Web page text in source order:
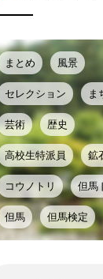
まとめ 風景
セレクション ま
芸術 歴史
高校生特派員 鉱
コウノトリ 但馬
但馬 但馬検定